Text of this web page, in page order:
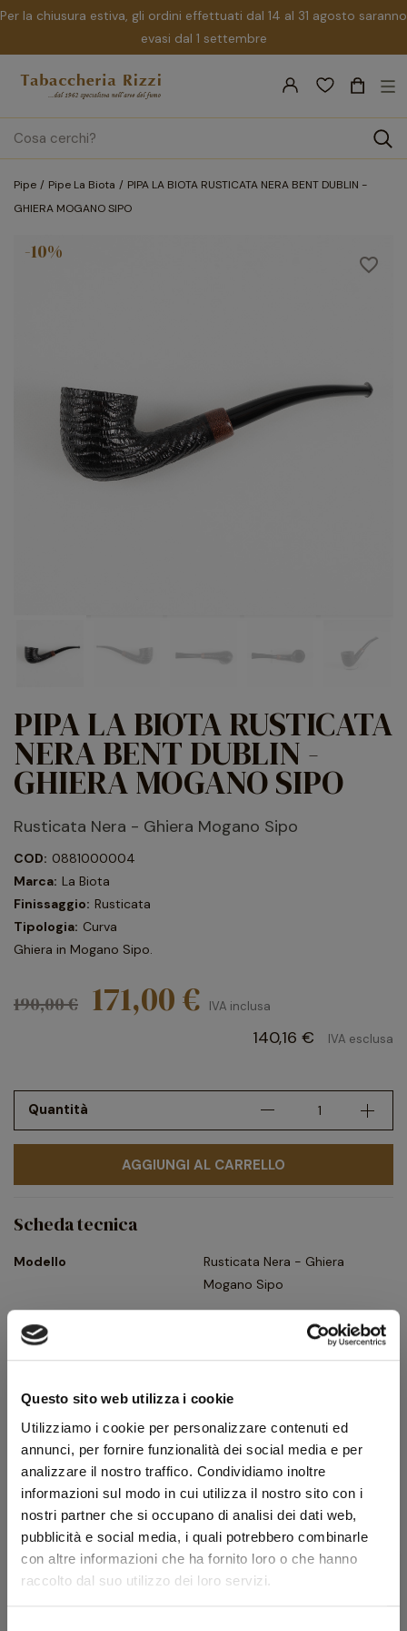
Questo sito web utilizza i cookie
Utilizziamo i cookie per personalizzare contenuti ed
annunci, per fornire funzionalità dei social media e per
analizzare il nostro traffico. Condividiamo inoltre
informazioni sul modo in cui utilizza il nostro sito con i
nostri partner che si occupano di analisi dei dati web,
pubblicità e social media, i quali potrebbero combinarle
con altre informazioni che ha fornito loro o che hanno
raccolto dal suo utilizzo dei loro servizi.
Per la chiusura estiva, gli ordini effettuati dal 14 al 31 agosto saranno
evasi dal 1 settembre
search
☰
Pipe Pipe La Biota
PIPA LA BIOTA RUSTICATA NERA BENT DUBLIN -
GHIERA MOGANO SIPO
favorite_border
-10%
PIPA LA BIOTA RUSTICATA
NERA BENT DUBLIN -
GHIERA MOGANO SIPO
Rusticata Nera - Ghiera Mogano Sipo
COD: 0881000004
Marca: La Biota
Finissaggio: Rusticata
Tipologia: Curva
Ghiera in Mogano Sipo.
190,00 € 171,00 € IVA inclusa
140,16 € IVA esclusa
Quantità
AGGIUNGI AL CARRELLO
Scheda tecnica
Modello
Rusticata Nera - Ghiera
Mogano Sipo
Forma
Bent Dublin
Tipologia
Colore
Bocchino
Metacrilato
Foro bocchino (mm)
3
Peso (g)
28